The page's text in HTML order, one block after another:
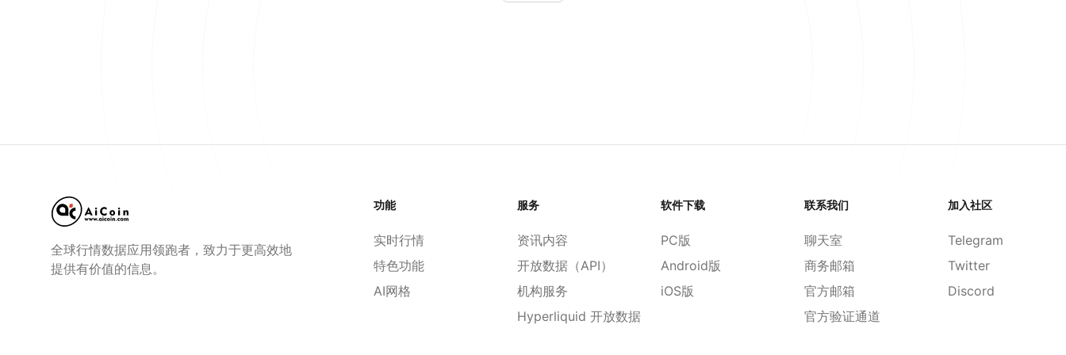
全球行情数据应用领跑者，致力于更高效地
提供有价值的信息。
功能
实时行情
特色功能
AI网格
服务
资讯内容
开放数据（API）
机构服务
Hyperliquid 开放数据
软件下载
PC版
Android版
iOS版
联系我们
聊天室
商务邮箱
官方邮箱
官方验证通道
加入社区
Telegram
Twitter
Discord